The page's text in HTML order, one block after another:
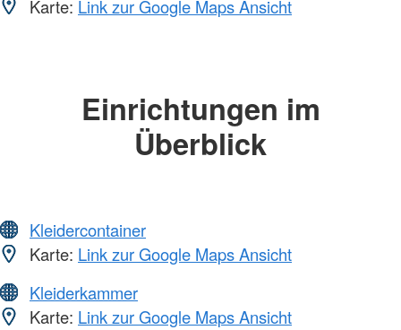
Karte: Link zur Google Maps Ansicht
Einrichtungen im
Überblick
Kleidercontainer
Karte: Link zur Google Maps Ansicht
Kleiderkammer
Karte: Link zur Google Maps Ansicht